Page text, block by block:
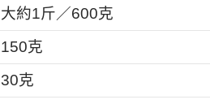
大約1斤／600克
150克
30克